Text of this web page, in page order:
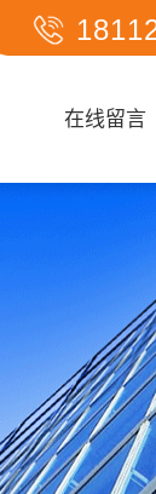
在线留言